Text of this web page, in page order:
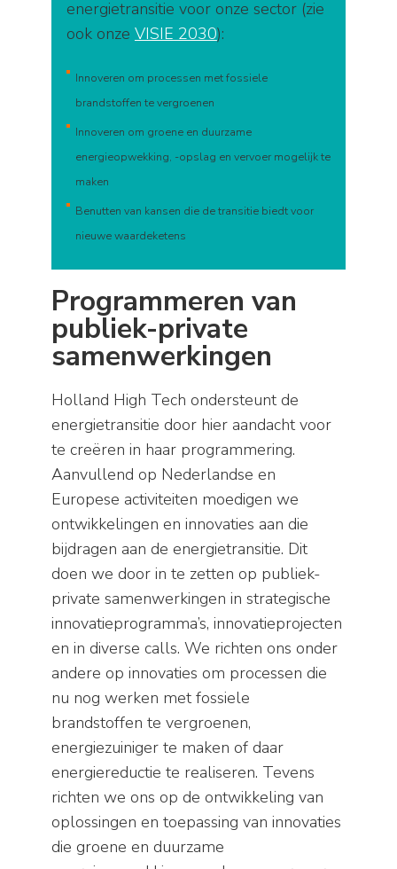
energietransitie voor onze sector (zie
ook onze VISIE 2030):
Innoveren om processen met fossiele
brandstoffen te vergroenen
Innoveren om groene en duurzame
energieopwekking, -opslag en vervoer mogelijk te
maken
Benutten van kansen die de transitie biedt voor
nieuwe waardeketens
Programmeren van
publiek-private
samenwerkingen
Holland High Tech ondersteunt de
energietransitie door hier aandacht voor
te creëren in haar programmering.
Aanvullend op Nederlandse en
Europese activiteiten moedigen we
ontwikkelingen en innovaties aan die
bijdragen aan de energietransitie. Dit
doen we door in te zetten op publiek-
private samenwerkingen in strategische
innovatieprogramma’s, innovatieprojecten
en in diverse calls. We richten ons onder
andere op innovaties om processen die
nu nog werken met fossiele
brandstoffen te vergroenen,
energiezuiniger te maken of daar
energiereductie te realiseren. Tevens
richten we ons op de ontwikkeling van
oplossingen en toepassing van innovaties
die groene en duurzame